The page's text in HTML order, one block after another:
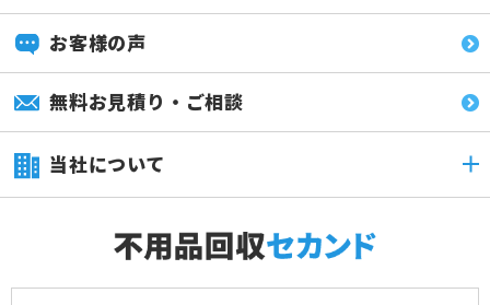
お客様の声
無料お見積り・ご相談
当社について